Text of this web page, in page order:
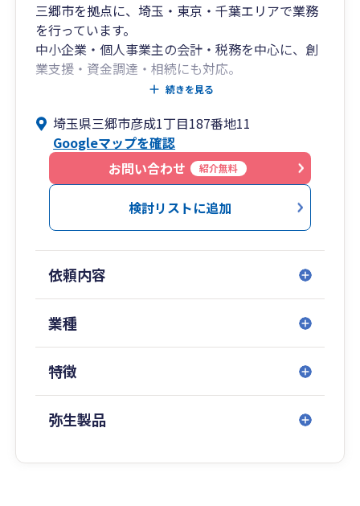
三郷市を拠点に、埼玉・東京・千葉エリアで業務
を行っています。
中小企業・個人事業主の会計・税務を中心に、創
業支援・資金調達・相続にも対応。
弥生会計を活用し、丁寧で迅速、分かりやすい説
面談は隔月での訪問を基本としていますが、遠方
のお客様やお忙しいお客様にはオンライン面談も
ご利用いただけます。
続きを見る
埼玉県三郷市彦成1丁目187番地11
Googleマップを確認
お問い合わせ
紹介無料
検討リストに追加
依頼内容
業種
特徴
弥生製品